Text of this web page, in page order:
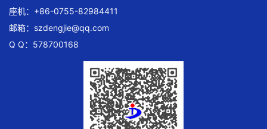
座机：+86-0755-82984411
邮箱： szdengjie@qq.com
Q Q：578700168